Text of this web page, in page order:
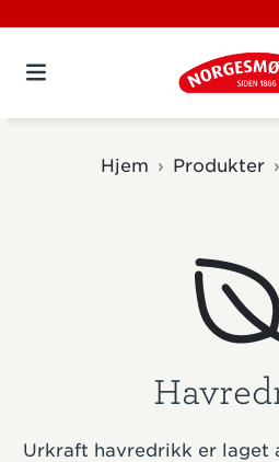
Hjem Produkter
Urkraft havredrikk er laget